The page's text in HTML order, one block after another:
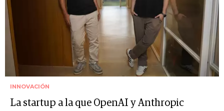
INNOVACIÓN
La startup a la que OpenAI y Anthropic